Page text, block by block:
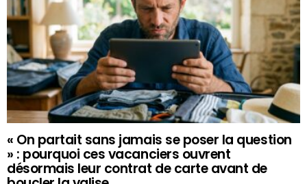
« On partait sans jamais se poser la question
» : pourquoi ces vacanciers ouvrent
désormais leur contrat de carte avant de